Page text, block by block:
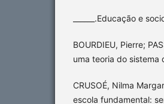
______.Educação e
BOURDIEU, Pierre;
uma teoria do sistema
CRUSOÉ, Nilma
escola fundamental: